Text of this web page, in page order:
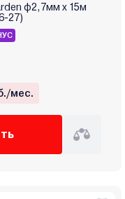
ф2,7мм х 15м
27)
мес.